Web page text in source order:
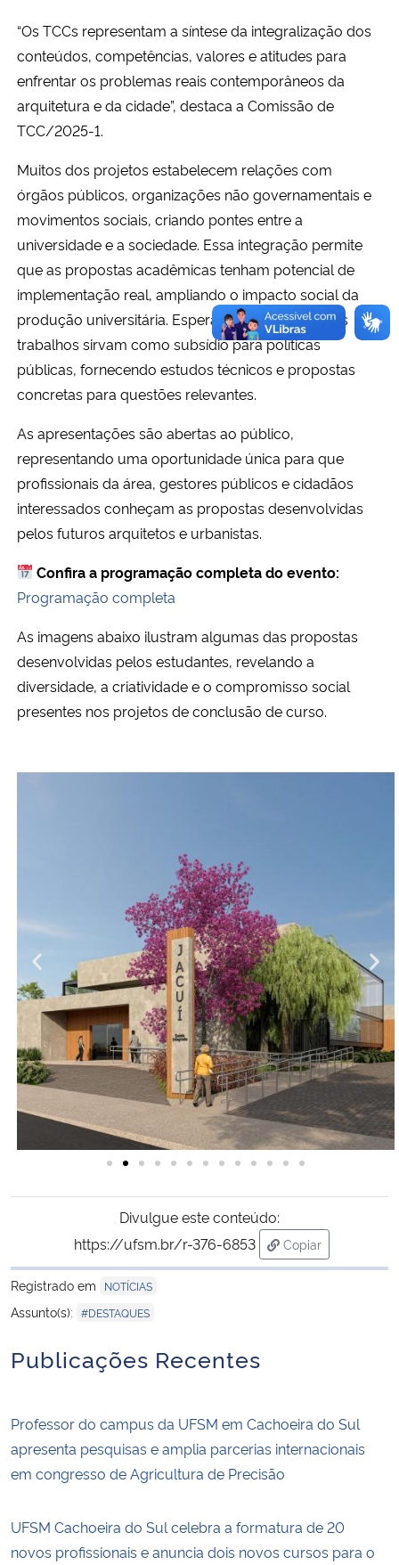
“Os TCCs representam a síntese da integralização dos
conteúdos, competências, valores e atitudes para
enfrentar os problemas reais contemporâneos da
arquitetura e da cidade”, destaca a Comissão de
TCC/2025-1.
Muitos dos projetos estabelecem relações com
órgãos públicos, organizações não governamentais e
movimentos sociais, criando pontes entre a
universidade e a sociedade. Essa integração permite
que as propostas acadêmicas tenham potencial de
implementação real, ampliando o impacto social da
produção universitária. Espera-se também que os
trabalhos sirvam como subsídio para políticas
públicas, fornecendo estudos técnicos e propostas
concretas para questões relevantes.
As apresentações são abertas ao público,
representando uma oportunidade única para que
profissionais da área, gestores públicos e cidadãos
interessados conheçam as propostas desenvolvidas
pelos futuros arquitetos e urbanistas.
Confira a programação completa do evento:
Programação completa
As imagens abaixo ilustram algumas das propostas
desenvolvidas pelos estudantes, revelando a
diversidade, a criatividade e o compromisso social
presentes nos projetos de conclusão de curso.
Divulgue este conteúdo:
https://ufsm.br/r-376-6853
Copiar
para área de
Registrado em
NOTÍCIAS
Assunto(s): #DESTAQUES
Publicações Recentes
Professor do campus da UFSM em Cachoeira do Sul
apresenta pesquisas e amplia parcerias internacionais
em congresso de Agricultura de Precisão
UFSM Cachoeira do Sul celebra a formatura de 20
novos profissionais e anuncia dois novos cursos para o